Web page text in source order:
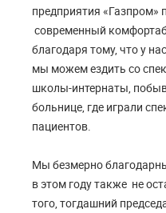
предприятия «Газпром»
современный
благодаря тому, что у
мы можем ездить со
школы-интернаты,
больнице, где играли
пациентов.
Мы безмерно
в этом году также не
того, тогдашний